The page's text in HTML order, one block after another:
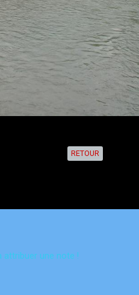
RETOUR
attribuer une note !